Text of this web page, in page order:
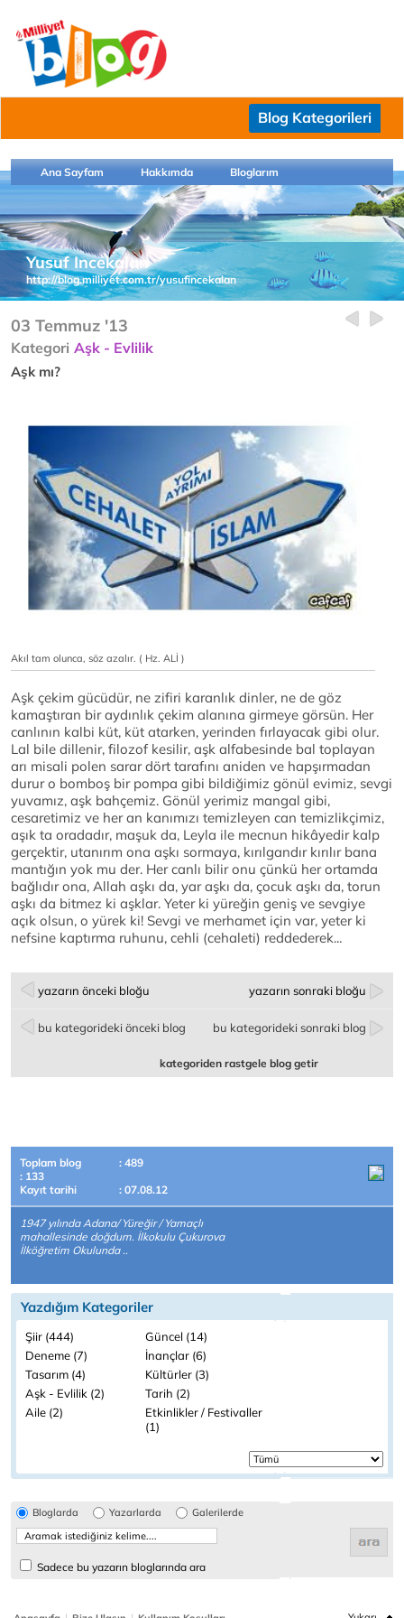
Blog Kategorileri
Ana Sayfam Hakkımda Bloglarım
Yusuf Incekalan
http://blog.milliyet.com.tr/yusufincekalan
03 Temmuz '13
Kategori Aşk - Evlilik
Aşk mı?
Akıl tam olunca, söz azalır. ( Hz. ALİ )
Aşk çekim gücüdür, ne zifiri karanlık dinler, ne de göz
kamaştıran bir aydınlık çekim alanına girmeye görsün. Her
canlının kalbi küt, küt atarken, yerinden fırlayacak gibi olur.
Lal bile dillenir, filozof kesilir, aşk alfabesinde bal toplayan
arı misali polen sarar dört tarafını aniden ve hapşırmadan
durur o bomboş bir pompa gibi bildiğimiz gönül evimiz, sevgi
yuvamız, aşk bahçemiz. Gönül yerimiz mangal gibi,
cesaretimiz ve her an kanımızı temizleyen can temizlikçimiz,
aşık ta oradadır, maşuk da, Leyla ile mecnun hikâyedir kalp
gerçektir, utanırım ona aşkı sormaya, kırılgandır kırılır bana
mantığın yok mu der. Her canlı bilir onu çünkü her ortamda
bağlıdır ona, Allah aşkı da, yar aşkı da, çocuk aşkı da, torun
aşkı da bitmez ki aşklar. Yeter ki yüreğin geniş ve sevgiye
açık olsun, o yürek ki! Sevgi ve merhamet için var, yeter ki
nefsine kaptırma ruhunu, cehli (cehaleti) reddederek...
yazarın önceki bloğu yazarın sonraki bloğu
bu kategorideki önceki blog bu kategorideki sonraki blog
kategoriden rastgele blog getir
Toplam blog
: 489
: 133
Kayıt tarihi
: 07.08.12
1947 yılında Adana/ Yüreğir / Yamaçlı
mahallesinde doğdum. İlkokulu Çukurova
İlköğretim Okulunda ..
Yazdığım Kategoriler
Şiir (444)
Güncel (14)
Deneme (7)
İnançlar (6)
Tasarım (4)
Kültürler (3)
Aşk - Evlilik (2)
Tarih (2)
Aile (2)
Etkinlikler / Festivaller
(1)
Bloglarda Yazarlarda Galerilerde
Sadece bu yazarın bloglarında ara